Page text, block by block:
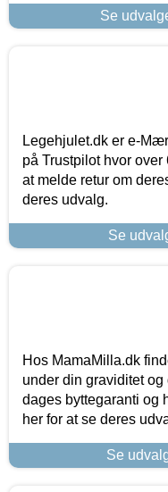
Se
Legehjulet.dk er e-
på Trustpilot hvor
at melde retur om
deres udvalg.
Se
Hos MamaMilla.dk
under din graviditet
dages byttegaranti og
her for at se deres
Se